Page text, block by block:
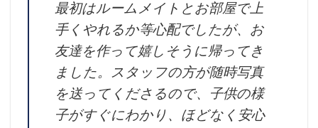
最初はルームメイトとお部屋で上
手くやれるか等心配でしたが、お
友達を作って嬉しそうに帰ってき
ました。スタッフの方が随時写真
を送ってくださるので、子供の様
子がすぐにわかり、ほどなく安心